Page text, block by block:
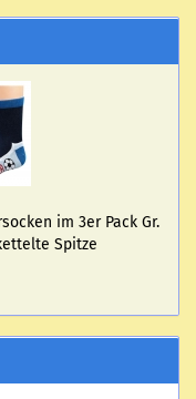
im 3er Pack Gr.
Spit­ze